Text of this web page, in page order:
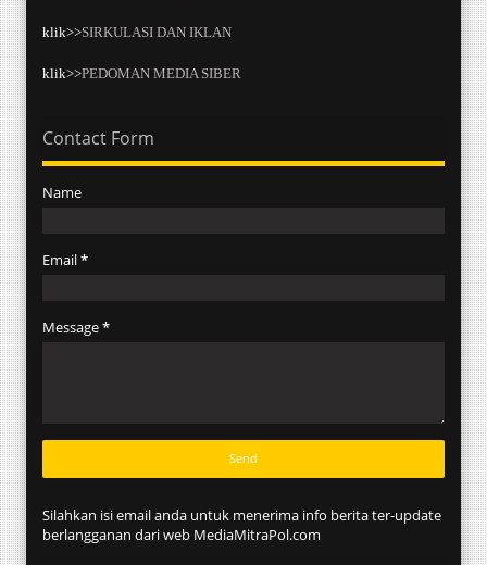
klik>>SIRKULASI DAN IKLAN
klik>>PEDOMAN MEDIA SIBER
Contact Form
Name
Email*
Message*
Silahkan isi email anda untuk menerima info berita ter-update
berlangganan dari web MediaMitraPol.com